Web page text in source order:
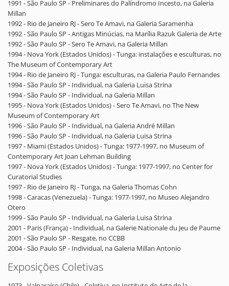
1991 - São Paulo SP - Preliminares do Palíndromo Incesto, na Galeria
Millan
1992 - Rio de Janeiro RJ - Sero Te Amavi, na Galeria Saramenha
1992 - São Paulo SP - Antigas Minúcias, na Marília Razuk Galeria de Arte
1992 - São Paulo SP - Sero Te Amavi, na Galeria Millan
1994 - Nova York (Estados Unidos) - Tunga: instalações e esculturas, no
The Museum of Contemporary Art
1994 - Rio de Janeiro RJ - Tunga: esculturas, na Galeria Paulo Fernandes
1994 - São Paulo SP - Individual, na Galeria Luisa Strina
1994 - São Paulo SP - Individual, na Galeria Millan
1995 - Nova York (Estados Unidos) - Sero Te Amavi, no The New
Museum of Contemporary Art
1996 - São Paulo SP - Individual, na Galeria André Millan
1996 - São Paulo SP - Individual, na Galeria Luisa Strina
1997 - Miami (Estados Unidos) - Tunga: 1977-1997, no Museum of
Contemporary Art Joan Lehman Building
1997 - Nova York (Estados Unidos) - Tunga: 1977-1997, no Center for
Curatorial Studies
1997 - Rio de Janeiro RJ - Tunga, na Galeria Thomas Cohn
1998 - Caracas (Venezuela) - Tunga: 1977-1997, no Museo Alejandro
Otero
1999 - São Paulo SP - Individual, na Galeria Luisa Strina
2001 - Paris (França) - Individual, na Galerie Nationale du Jeu de Paume
2001 - São Paulo SP - Resgate, no CCBB
2004 - São Paulo SP - Individual, na Galeria Millan Antonio
Exposições Coletivas